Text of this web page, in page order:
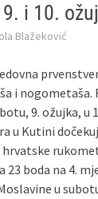
i 10.
Blažeković
i nogometaša.
9. ožujka, u
u Kutini
23 boda na 4.
u